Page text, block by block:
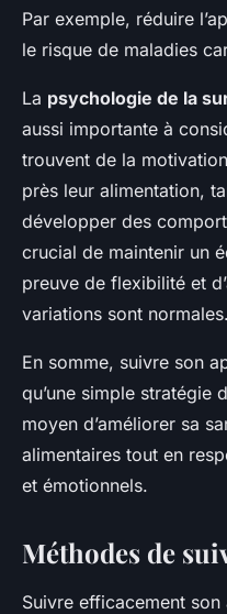
Par exemple, réduire
le risque de maladies
La psychologie de la
aussi importante à
trouvent de la
près leur alimentation,
développer des
crucial de maintenir un
preuve de flexibilité et
variations sont normales.
En somme, suivre son
qu’une simple stratégie
moyen d’améliorer sa
alimentaires tout en
et émotionnels.
Méthodes de
Suivre efficacement